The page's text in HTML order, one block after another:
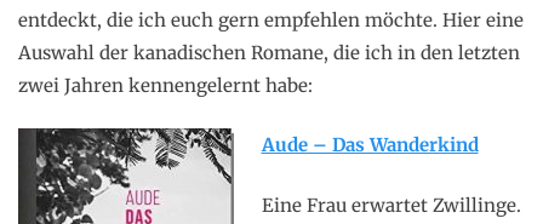
entdeckt, die ich euch gern empfehlen möchte. Hier eine
Auswahl der kanadischen Romane, die ich in den letzten
zwei Jahren kennengelernt habe:
Aude – Das Wanderkind
Eine Frau erwartet Zwillinge.